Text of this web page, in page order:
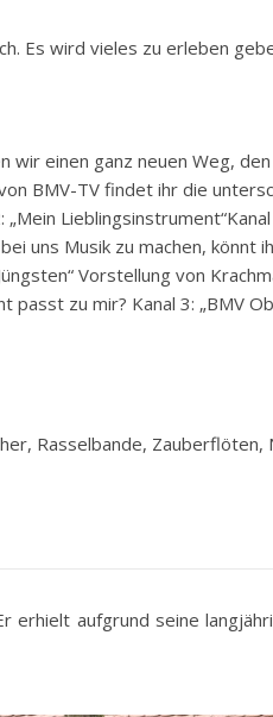
Es wird vieles zu erleben
einen ganz neuen Weg,
BMV-TV findet ihr die
uns Musik zu machen, könnt
Vorstellung von
passt zu mir? Kanal 3: „BMV
Rasselbande,
erhielt aufgrund seine